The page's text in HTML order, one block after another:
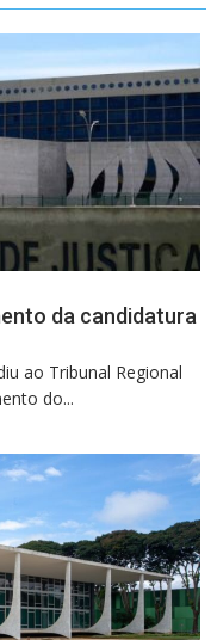
da candidatura
ao Tribunal Regional
do...